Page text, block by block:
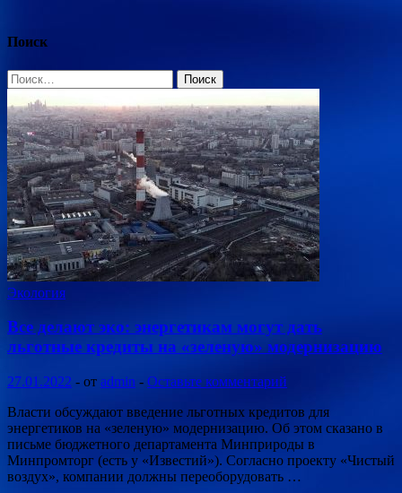
Поиск
Найти:
Экология
Все делают эко: энергетикам могут дать
льготные кредиты на «зеленую» модернизацию
27.01.2022 - от admin - Оставьте комментарий
Власти обсуждают введение льготных кредитов для
энергетиков на «зеленую» модернизацию. Об этом сказано в
письме бюджетного департамента Минприроды в
Минпромторг (есть у «Известий»). Согласно проекту «Чистый
воздух», компании должны переоборудовать …